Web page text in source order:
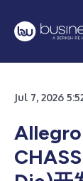
Jul 7, 2026
Allegro